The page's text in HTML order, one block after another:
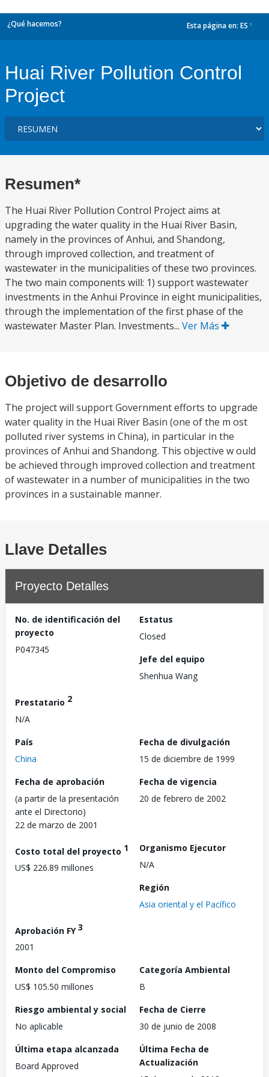
¿Qué hacemos? Esta página en: ES
Huai River Pollution Control
Project
Resumen*
The Huai River Pollution Control Project aims at
upgrading the water quality in the Huai River Basin,
namely in the provinces of Anhui, and Shandong,
through improved collection, and treatment of
wastewater in the municipalities of these two provinces.
The two main components will: 1) support wastewater
investments in the Anhui Province in eight municipalities,
through the implementation of the first phase of the
wastewater Master Plan. Investments... Ver Más
Objetivo de desarrollo
The project will support Government efforts to upgrade
water quality in the Huai River Basin (one of the m ost
polluted river systems in China), in particular in the
provinces of Anhui and Shandong. This objective w ould
be achieved through improved collection and treatment
of wastewater in a number of municipalities in the two
provinces in a sustainable manner.
Llave Detalles
Proyecto Detalles
No. de identificación del
proyecto
P047345
Estatus
Closed
Jefe del equipo
Shenhua Wang
Prestatario 2
N/A
País
China
Fecha de divulgación
15 de diciembre de 1999
Fecha de aprobación
(a partir de la presentación
ante el Directorio)
22 de marzo de 2001
Fecha de vigencia
20 de febrero de 2002
Costo total del proyecto 1
US$ 226.89 millones
Organismo Ejecutor
N/A
Región
Asia oriental y el Pacífico
Aprobación FY3
2001
Monto del Compromiso
US$ 105.50 millones
Categoría Ambiental
B
Riesgo ambiental y social
No aplicable
Fecha de Cierre
30 de junio de 2008
Última etapa alcanzada
Board Approved
Última Fecha de
Actualización